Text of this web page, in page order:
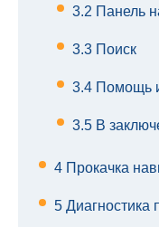
3.2 Панель
3.3 Поиск
3.4 Помощь
3.5 В
4 Прокачка
5 Диагностика